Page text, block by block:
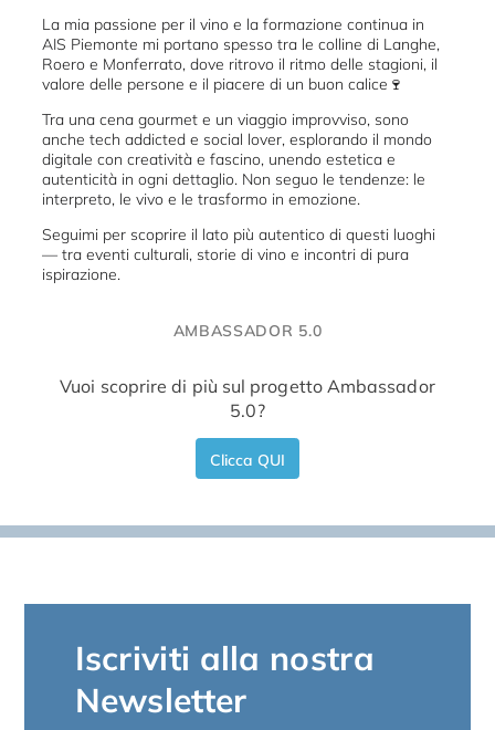
La mia passione per il vino e la formazione continua in
AIS Piemonte mi portano spesso tra le colline di Langhe,
Roero e Monferrato, dove ritrovo il ritmo delle stagioni, il
valore delle persone e il piacere di un buon calice🍷
Tra una cena gourmet e un viaggio improvviso, sono
anche tech addicted e social lover, esplorando il mondo
digitale con creatività e fascino, unendo estetica e
autenticità in ogni dettaglio. Non seguo le tendenze: le
interpreto, le vivo e le trasformo in emozione.
Seguimi per scoprire il lato più autentico di questi luoghi
— tra eventi culturali, storie di vino e incontri di pura
ispirazione.
AMBASSADOR 5.0
Vuoi scoprire di più sul progetto Ambassador
5.0?
Clicca QUI
Iscriviti alla nostra
Newsletter